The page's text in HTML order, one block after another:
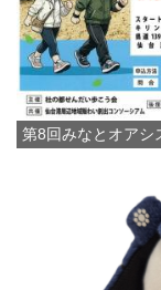
第8回みなとオアシ